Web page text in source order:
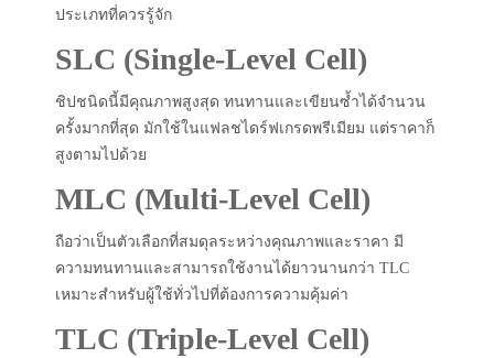
ประเภทที่ควรรู้จัก
SLC (Single-Level Cell)
ชิปชนิดนี้มีคุณภาพสูงสุด ทนทานและเขียนซ้ำได้จำนวน
ครั้งมากที่สุด มักใช้ในแฟลชไดร์ฟเกรดพรีเมียม แต่ราคาก็
สูงตามไปด้วย
MLC (Multi-Level Cell)
ถือว่าเป็นตัวเลือกที่สมดุลระหว่างคุณภาพและราคา มี
ความทนทานและสามารถใช้งานได้ยาวนานกว่า TLC
เหมาะสำหรับผู้ใช้ทั่วไปที่ต้องการความคุ้มค่า
TLC (Triple-Level Cell)